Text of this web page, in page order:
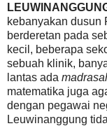
kebanyakan dusun
berderetan pada
kecil, beberapa
sebuah klinik,
lantas ada
matematika juga
dengan pegawai
Leuwinanggung